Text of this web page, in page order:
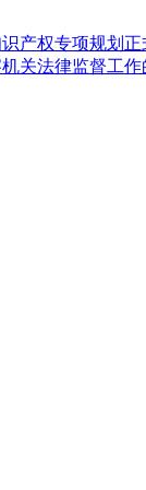
产权专项规划正
关法律监督工作